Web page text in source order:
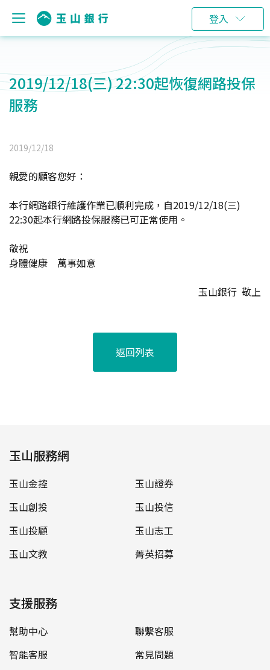
登入
2019/12/18(三) 22:30起恢復網路投保
服務
2019/12/18
親愛的顧客您好：
本行網路銀行維護作業已順利完成，自2019/12/18(三)
22:30起本行網路投保服務已可正常使用。
敬祝
身體健康 萬事如意
玉山銀行 敬上
返回列表
玉山服務網
玉山金控
玉山證券
玉山創投
玉山投信
玉山投顧
玉山志工
玉山文教
菁英招募
支援服務
幫助中心
聯繫客服
智能客服
常見問題